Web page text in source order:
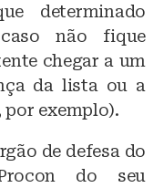
determinado
não fique
chegar a um
da lista ou a
por exemplo).
de defesa do
do seu